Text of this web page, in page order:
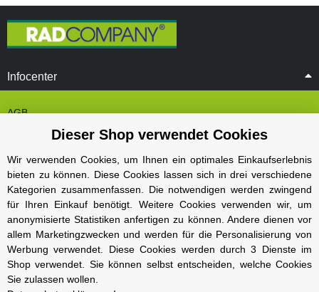
Infocenter
AGB
Cookie Einstelungen
Datenschutz
Impressum
Kontakt und Öffnungszeiten
Versand und Zahlungsarten
Widerrufsbelehrung
Radcompany
Dieser Shop verwendet Cookies
Wir verwenden Cookies, um Ihnen ein optimales Einkaufserlebnis
bieten zu können. Diese Cookies lassen sich in drei verschiedene
Kategorien zusammenfassen. Die notwendigen werden zwingend
für Ihren Einkauf benötigt. Weitere Cookies verwenden wir, um
anonymisierte Statistiken anfertigen zu können. Andere dienen vor
allem Marketingzwecken und werden für die Personalisierung von
Werbung verwendet. Diese Cookies werden durch 3 Dienste im
Shop verwendet. Sie können selbst entscheiden, welche Cookies
Sie zulassen wollen.